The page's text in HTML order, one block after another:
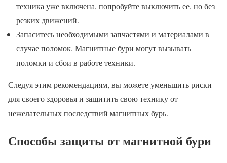
техника уже включена, попробуйте выключить ее, но без
резких движений.
Запаситесь необходимыми запчастями и материалами в
случае поломок. Магнитные бури могут вызывать
поломки и сбои в работе техники.
Следуя этим рекомендациям, вы можете уменьшить риски
для своего здоровья и защитить свою технику от
нежелательных последствий магнитных бурь.
Способы защиты от магнитной бури